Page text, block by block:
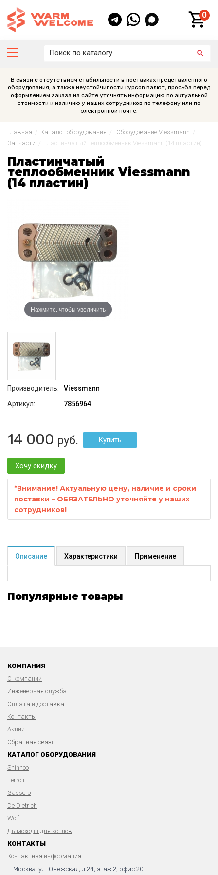
0
В связи с отсутствием стабильности в поставках представленного
оборудования, а также неустойчивости курсов валют, просьба перед
оформлением заказа на сайте уточнять информацию по актуальной
стоимости и наличию у наших сотрудников по телефону или по
электронной почте.
Главная Каталог оборудования Оборудование Viessmann
Запчасти
Пластинчатый теплообменник Viessmann (14 пластин)
Пластинчатый
теплообменник Viessmann
(14 пластин)
Нажмите, чтобы увеличить
Производитель:
Viessmann
Артикул:
7856964
14 000 руб.
Хочу скидку
*Внимание! Актуальную цену, наличие и сроки
поставки – ОБЯЗАТЕЛЬНО уточняйте у наших
сотрудников!
Описание Характеристики Применение
Популярные товары
КОМПАНИЯ
О компании
Инженерная служба
Оплата и доставка
Контакты
Акции
Обратная связь
КАТАЛОГ ОБОРУДОВАНИЯ
Shinhoo
Ferroli
Gassero
De Dietrich
Wolf
Дымоходы для котлов
КОНТАКТЫ
Контактная информация
г. Москва, ул. Онежская, д.24, этаж 2, офис 20